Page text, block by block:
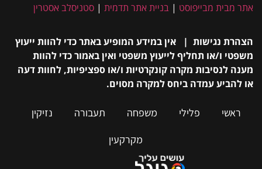
אתר מבית מבייפוסט | בניית אתר תדמית | סטניסלב אסטרין
הצהרת נגישות | אין במידע המופיע באתר כדי להוות ייעוץ
משפטי ו/או תחליף לייעוץ משפטי ואין באמור כדי להוות
מענה לנסיבות מקרה קונקרטיות ו/או ספציפיות, לחוות דעה
או להביע עמדה ביחס למקרה מסוים.
ראשי פלילי משפחה תעבורה
נזיקין
מקרקעין